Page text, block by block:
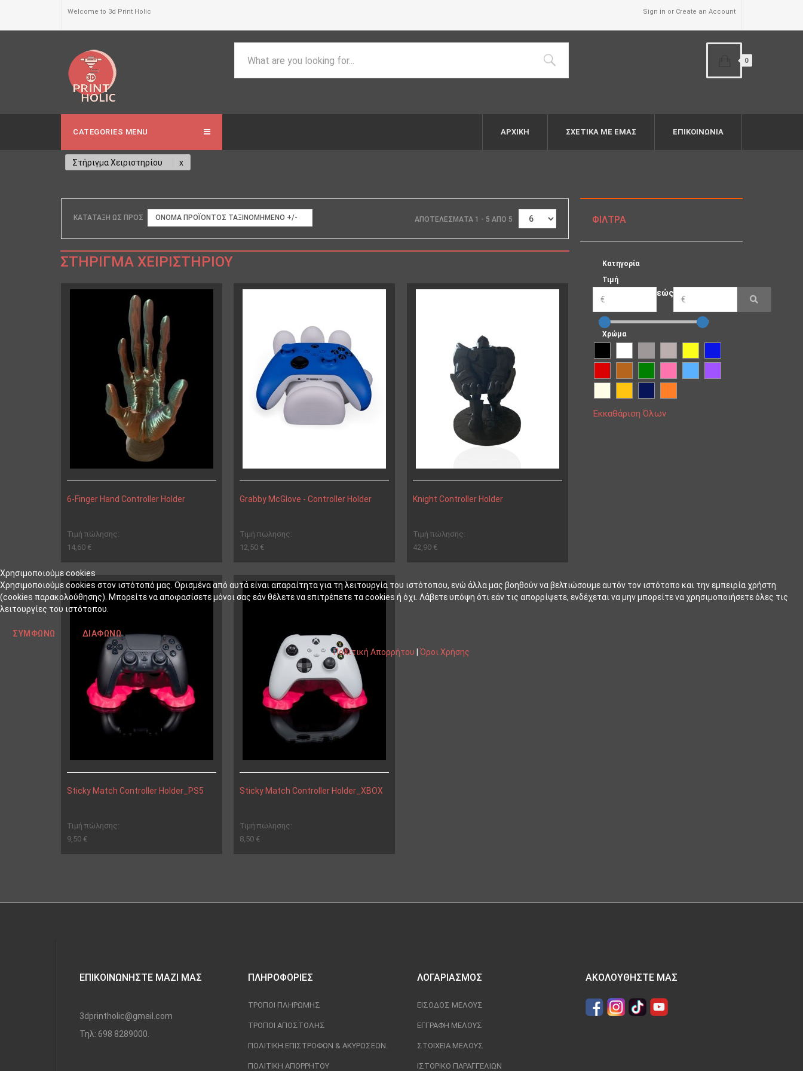
Welcome to 3d Print Holic Sign in or Create an Account
0
CATEGORIES MENU ΑΡΧΙΚΉ ΣΧΕΤΙΚΆ ΜΕ ΕΜΆΣ ΕΠΙΚΟΙΝΩΝΙΑ
Στήριγμα Χειριστηρίου
ΚΑΤΆΤΑΞΗ ΩΣ ΠΡΟΣ ΟΝΟΜΑ ΠΡΟΪΌΝΤΟΣ ΤΑΞΙΝΟΜΗΜΈΝΟ +/- ΑΠΟΤΕΛΈΣΜΑΤΑ 1 - 5 ΑΠΌ 5
ΣΤΉΡΙΓΜΑ ΧΕΙΡΙΣΤΗΡΊΟΥ
6-Finger Hand Controller Holder
Τιμή πώλησης:
14,60 €
Grabby McGlove - Controller Holder
Τιμή πώλησης:
12,50 €
Knight Controller Holder
Τιμή πώλησης:
42,90 €
Sticky Match Controller Holder_PS5
Τιμή πώλησης:
9,50 €
Sticky Match Controller Holder_XBOX
Τιμή πώλησης:
8,50 €
ΦΊΛΤΡΑ
Κατηγορία
Τιμή
εώς
Χρώμα
Εκκαθάριση Όλων
ΕΠΙΚΟΙΝΩΝΉΣΤΕ ΜΑΖΊ ΜΑΣ
3dprintholic@gmail.com
Τηλ: 698 8289000.
ΠΛΗΡΟΦΟΡΊΕΣ
ΤΡΌΠΟΙ ΠΛΗΡΩΜΉΣ
ΤΡΌΠΟΙ ΑΠΟΣΤΟΛΉΣ
ΠΟΛΙΤΙΚΉ ΕΠΙΣΤΡΟΦΏΝ & ΑΚΥΡΏΣΕΩΝ.
ΠΟΛΙΤΙΚΉ ΑΠΟΡΡΉΤΟΥ
ΛΟΓΑΡΙΑΣΜΌΣ
ΕΊΣΟΔΟΣ ΜΈΛΟΥΣ
ΕΓΓΡΑΦΉ ΜΈΛΟΥΣ
ΣΤΟΙΧΕΊΑ ΜΈΛΟΥΣ
ΙΣΤΟΡΙΚΌ ΠΑΡΑΓΓΕΛΙΏΝ
ΑΚΟΛΟΥΘΉΣΤΕ ΜΑΣ
Χρησιμοποιούμε cookies
Χρησιμοποιούμε cookies στον ιστότοπό μας. Ορισμένα από αυτά είναι απαραίτητα για τη λειτουργία του ιστότοπου, ενώ άλλα μας βοηθούν να βελτιώσουμε αυτόν τον ιστότοπο και την εμπειρία χρήστη
(cookies παρακολούθησης). Μπορείτε να αποφασίσετε μόνοι σας εάν θέλετε να επιτρέπετε τα cookies ή όχι. Λάβετε υπόψη ότι εάν τις απορρίψετε, ενδέχεται να μην μπορείτε να χρησιμοποιήσετε όλες τις
λειτουργίες του ιστότοπου.
ΣΥΜΦΩΝΏ
ΔΙΑΦΩΝΏ
Πολιτική Απορρήτου
Όροι Χρήσης